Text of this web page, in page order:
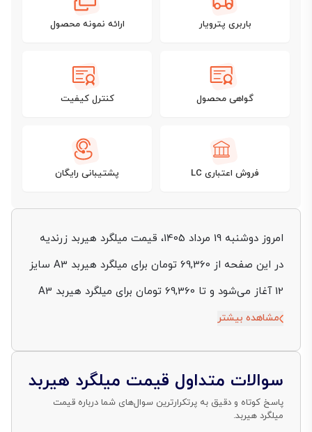
باربری پترویار ارائه نمونه محصول
گواهی محصول کنترل کیفیت
فروش اعتباری LC پشتیبانی رایگان
امروز دوشنبه 19 مرداد 1405، قیمت میلگرد هیربد زرندیه
در این صفحه از 69,360 تومان برای میلگرد هیربد A3 سایز
12 آغاز می‌شود و تا 69,360 تومان برای میلگرد هیربد A3
سایز 12 ادامه دارد. این بازه به شما کمک می‌کند پیش از
داشته باشید و برآورد دقیق‌تری از هزینه تأمین میلگرد
برای پروژه خود انجام دهید. جدول قیمت نیز به‌صورت
روزانه به‌روزرسانی می‌شود تا مقایسه میان سایزهای
مشاهده بیشتر
سوالات متداول قیمت میلگرد هیربد
پاسخ کوتاه و دقیق به پرتکرارترین سوال‌های شما درباره قیمت
میلگرد هیربد.